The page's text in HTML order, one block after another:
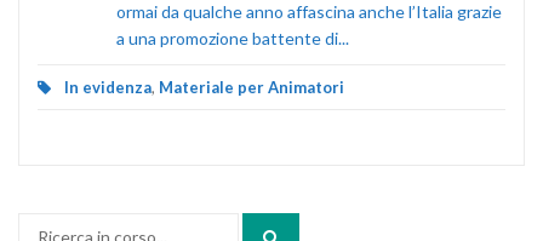
ormai da qualche anno affascina anche l’Italia grazie
a una promozione battente di...
In evidenza, Materiale per Animatori